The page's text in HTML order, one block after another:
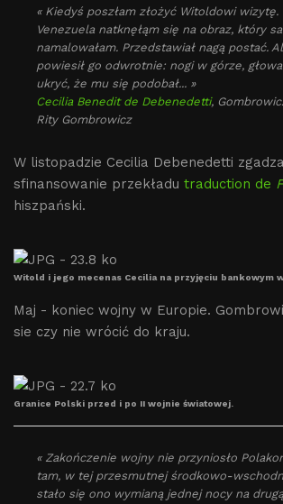
« Kiedyś poszłam złożyć Witoldowi
Venezuela natknęłąm się na obraz, który
namalowałam. Przedstawiał nagą postać.
powiesił go odwrotnie: nogi w górze,
ukryć, że mu się podobał... »
Cecilia Benedit de Debenedetti,
Rity Gombrowicz
W listopadzie Cecilia Debenedetti
sfinansowanie przekładu traduction de
hiszpański.
Witold i jego mecenas Cecilia na przyjęciu bankowym
Maj - koniec wojny w Europie.
sie czy nie wrócić do kraju.
Granice Polski przed i po II wojnie światowej.
« Zakończenie wojny nie przyniosło
tam, w tej przesmutnej środkowo-
stało się ono wymianą jednej nocy na